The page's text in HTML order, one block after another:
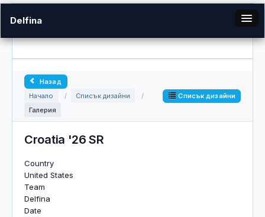
Delfina
Галерия
Вход
Назад
Начало
/ Списък дизайни
/
Галерия
Списък дизайни
Croatia '26 SR
Country
United States
Team
Delfina
Date